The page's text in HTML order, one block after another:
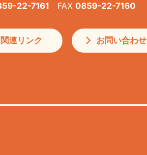
22-7161 FAX 0859-22-7160
関連リンク お問い合わせ